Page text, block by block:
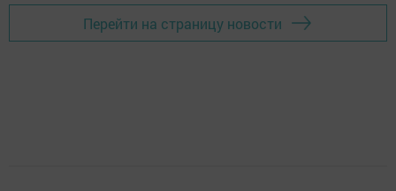
Перейти на страницу новости